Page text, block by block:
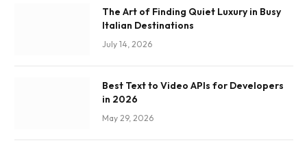
The Art of Finding Quiet Luxury in Busy
Italian Destinations
July 14, 2026
Best Text to Video APIs for Developers
in 2026
May 29, 2026